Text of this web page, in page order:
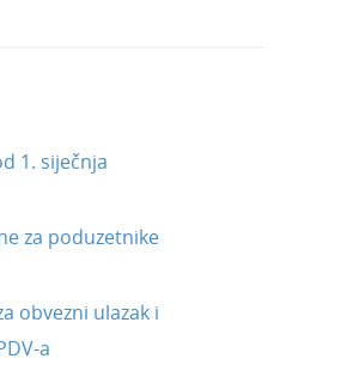
1. siječnja
za poduzetnike
obvezni ulazak i
a